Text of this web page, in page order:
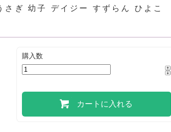
さぎ 幼子 デイジー すずらん ひよこ
購入数
カートに入れる